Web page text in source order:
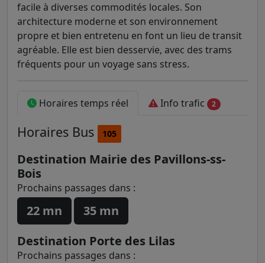
facile à diverses commodités locales. Son
architecture moderne et son environnement
propre et bien entretenu en font un lieu de transit
agréable. Elle est bien desservie, avec des trams
fréquents pour un voyage sans stress.
Horaires temps réel Info trafic 2
Horaires Bus 105
Destination Mairie des Pavillons-ss-
Bois
Prochains passages dans :
22 mn
35 mn
Destination Porte des Lilas
Prochains passages dans :